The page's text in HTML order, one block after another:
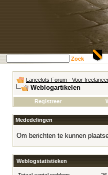
Zoek
Lancelots Forum - Voor
Weblogartikelen
Registreer
Mededelingen
Om berichten te kunnen
Weblogstatistieken